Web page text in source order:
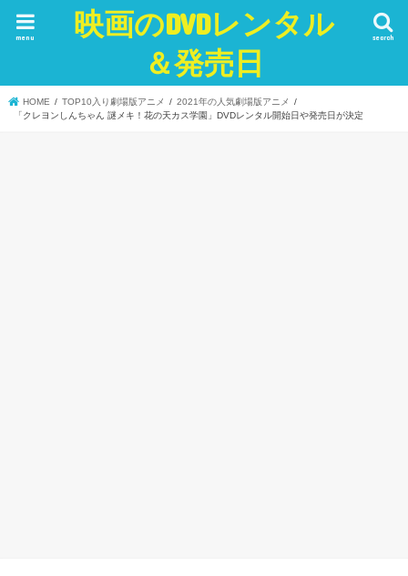
映画のDVDレンタル
＆発売日
search
menu
HOME TOP10入り劇場版アニメ
2021年の人気劇場版アニメ
「クレヨンしんちゃん 謎メキ！花の天カス学園」DVDレンタル開始日や発売日が決定